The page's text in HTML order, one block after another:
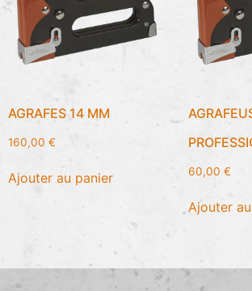
AGRAFES 14 MM
160,00 €
Ajouter au panier 60,00 €
Ajouter